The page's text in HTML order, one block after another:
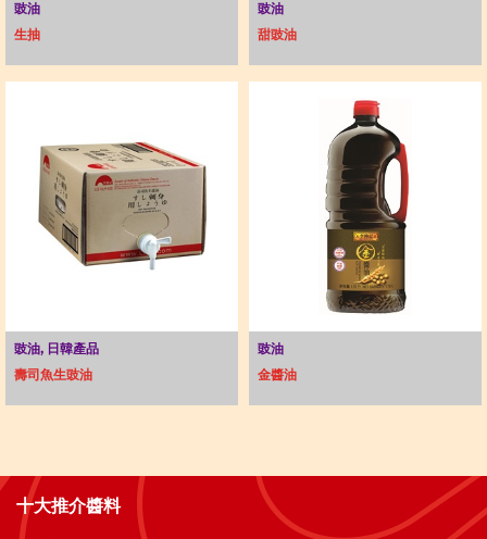
豉油
生抽
豉油
甜豉油
豉油, 日韓產品
壽司魚生豉油
豉油
金醬油
十大推介醬料